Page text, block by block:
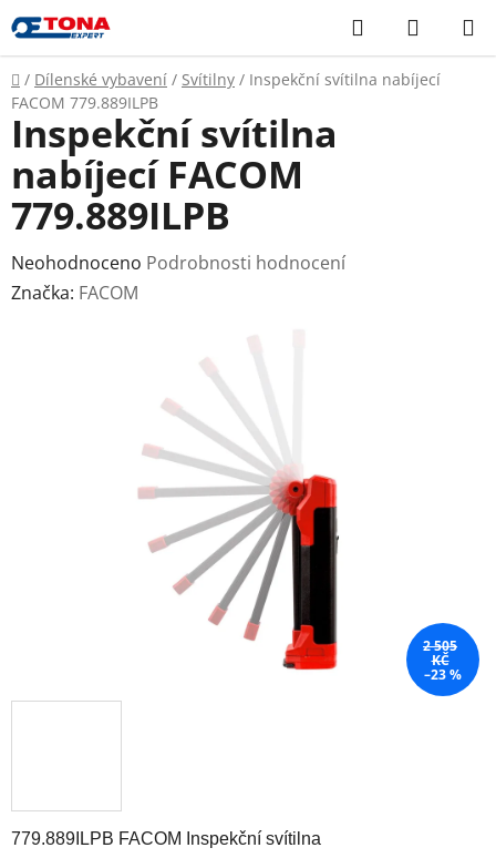
Přejít
na
obsah
Hledat
KOŠÍK
Domů
/ Dílenské vybavení / Svítilny / Inspekční svítilna nabíjecí
FACOM 779.889ILPB
779.889ILPB FACOM Inspekční svítilna
Inspekční svítilna
nabíjecí FACOM
779.889ILPB
Průměrné
hodnocení
Neohodnoceno Podrobnosti hodnocení
Značka: FACOM
2 505
KČ
–23 %